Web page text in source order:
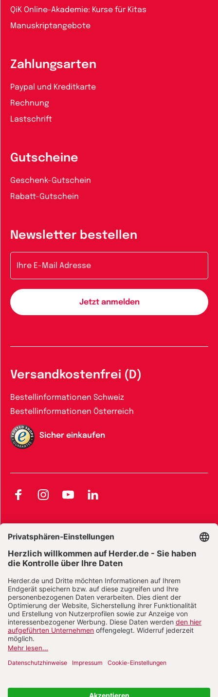
QiK Online-Akademie: Kurse für Kitas
Manuskriptangebote
Zahlungsarten
Paypal und Kreditkarte
Rechnung
Lastschrift
Gutscheine
Geschenk-Gutschein
Rabatt-Gutschein
Newsletter bestellen
Versandkostenfrei (D)
Bestellinformationen Schweiz
Bestellinformationen Österreich
Sicher einkaufen
FacebookInstagramYouTubeLinkedIn
Widerrufsbelehrung E-Books
Widerrufsbelehrung Zeitschriften Datenschutz
Datenschutz Social Media Barrierefreiheit
Vertrag widerrufen